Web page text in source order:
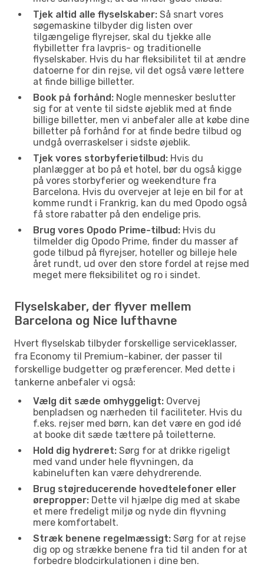
Tjek altid alle flyselskaber: Så snart vores
søgemaskine tilbyder dig listen over
tilgængelige flyrejser, skal du tjekke alle
flybilletter fra lavpris- og traditionelle
flyselskaber. Hvis du har fleksibilitet til at ændre
datoerne for din rejse, vil det også være lettere
at finde billige billetter.
Book på forhånd: Nogle mennesker beslutter
sig for at vente til sidste øjeblik med at finde
billige billetter, men vi anbefaler alle at købe dine
billetter på forhånd for at finde bedre tilbud og
undgå overraskelser i sidste øjeblik.
Tjek vores storbyferietilbud: Hvis du
planlægger at bo på et hotel, bør du også kigge
på vores storbyferier og weekendture fra
Barcelona. Hvis du overvejer at leje en bil for at
komme rundt i Frankrig, kan du med Opodo også
få store rabatter på den endelige pris.
Brug vores Opodo Prime-tilbud: Hvis du
tilmelder dig Opodo Prime, finder du masser af
gode tilbud på flyrejser, hoteller og billeje hele
året rundt, ud over den store fordel at rejse med
meget mere fleksibilitet og ro i sindet.
Flyselskaber, der flyver mellem
Barcelona og Nice lufthavne
Hvert flyselskab tilbyder forskellige serviceklasser,
fra Economy til Premium-kabiner, der passer til
forskellige budgetter og præferencer. Med dette i
tankerne anbefaler vi også:
Vælg dit sæde omhyggeligt: Overvej
benpladsen og nærheden til faciliteter. Hvis du
f.eks. rejser med børn, kan det være en god idé
at booke dit sæde tættere på toiletterne.
Hold dig hydreret: Sørg for at drikke rigeligt
med vand under hele flyvningen, da
kabineluften kan være dehydrerende.
Brug støjreducerende hovedtelefoner eller
ørepropper: Dette vil hjælpe dig med at skabe
et mere fredeligt miljø og nyde din flyvning
mere komfortabelt.
Stræk benene regelmæssigt: Sørg for at rejse
dig op og strække benene fra tid til anden for at
forbedre blodcirkulationen i dine ben.